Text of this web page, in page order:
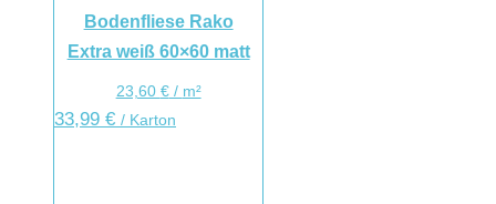
Bodenfliese Rako
Extra weiß 60×60 matt
23,60 €/ m²
33,99 € / Karton